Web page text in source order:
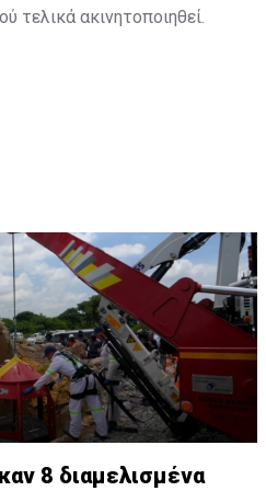
τελικά ακινητοποιηθεί.
8 διαμελισμένα